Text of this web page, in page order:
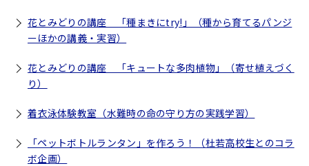
花とみどりの講座 「種まきにtry!」（種から育てるパンジ
ーほかの講義・実習）
花とみどりの講座 「キュートな多肉植物」（寄せ植えづく
り）
着衣泳体験教室（水難時の命の守り方の実践学習）
「ペットボトルランタン」を作ろう！（杜若高校生とのコラ
ボ企画）